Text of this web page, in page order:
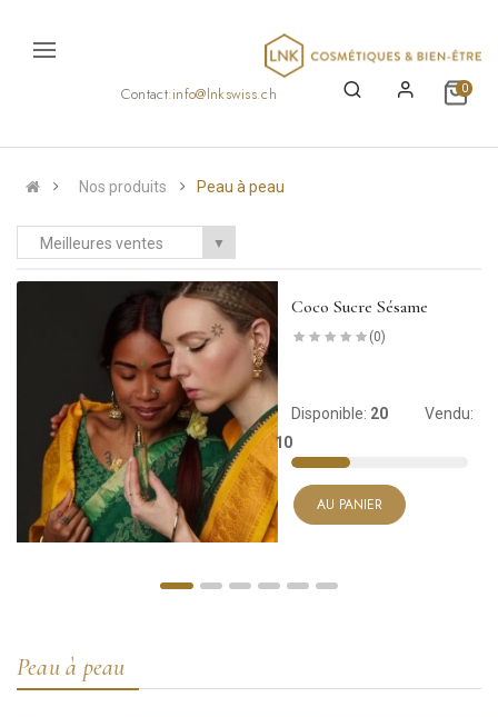
Contact:info@lnkswiss.ch 0
Nos produits Peau à peau
Meilleures ventes ▼
Coco Sucre Sésame
(0)
Disponible: 20
Vendu:
10
AU PANIER
Peau à peau